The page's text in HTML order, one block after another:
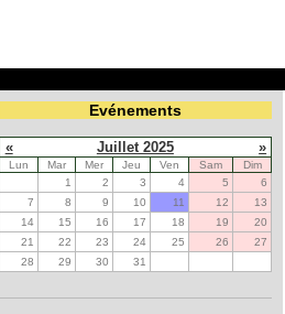
Evénements
« Juillet 2025 »
Lun Mar Mer Jeu Ven Sam
Dim
1
2 3 4 5
6
7
8 9 10 11 12
13
14
15 16 17 18 19
20
21
22 23 24 25 26
27
28
29 30 31